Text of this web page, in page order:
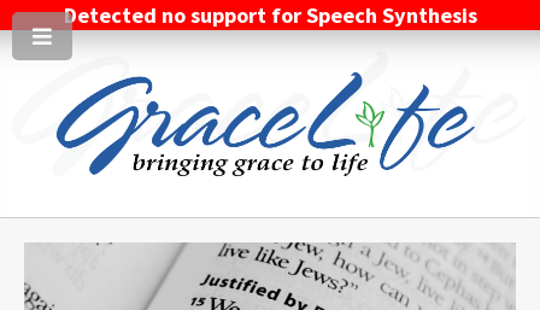
Detected no support for Speech Synthesis